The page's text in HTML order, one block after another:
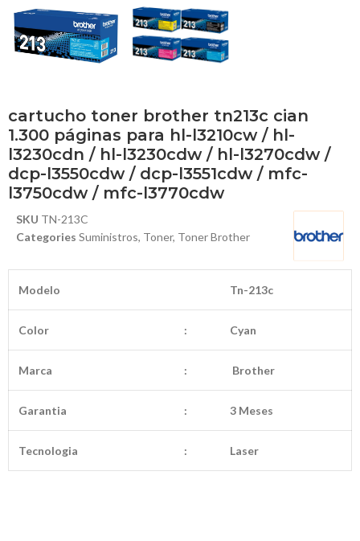
cartucho toner brother tn213c cian
1.300 páginas para hl-l3210cw / hl-
l3230cdn / hl-l3230cdw / hl-l3270cdw /
dcp-l3550cdw / dcp-l3551cdw / mfc-
l3750cdw / mfc-l3770cdw
SKU TN-213C
Categories Suministros, Toner, Toner Brother
Modelo Tn-213c
Color : Cyan
Marca : Brother
Garantia : 3 Meses
Tecnologia : Laser